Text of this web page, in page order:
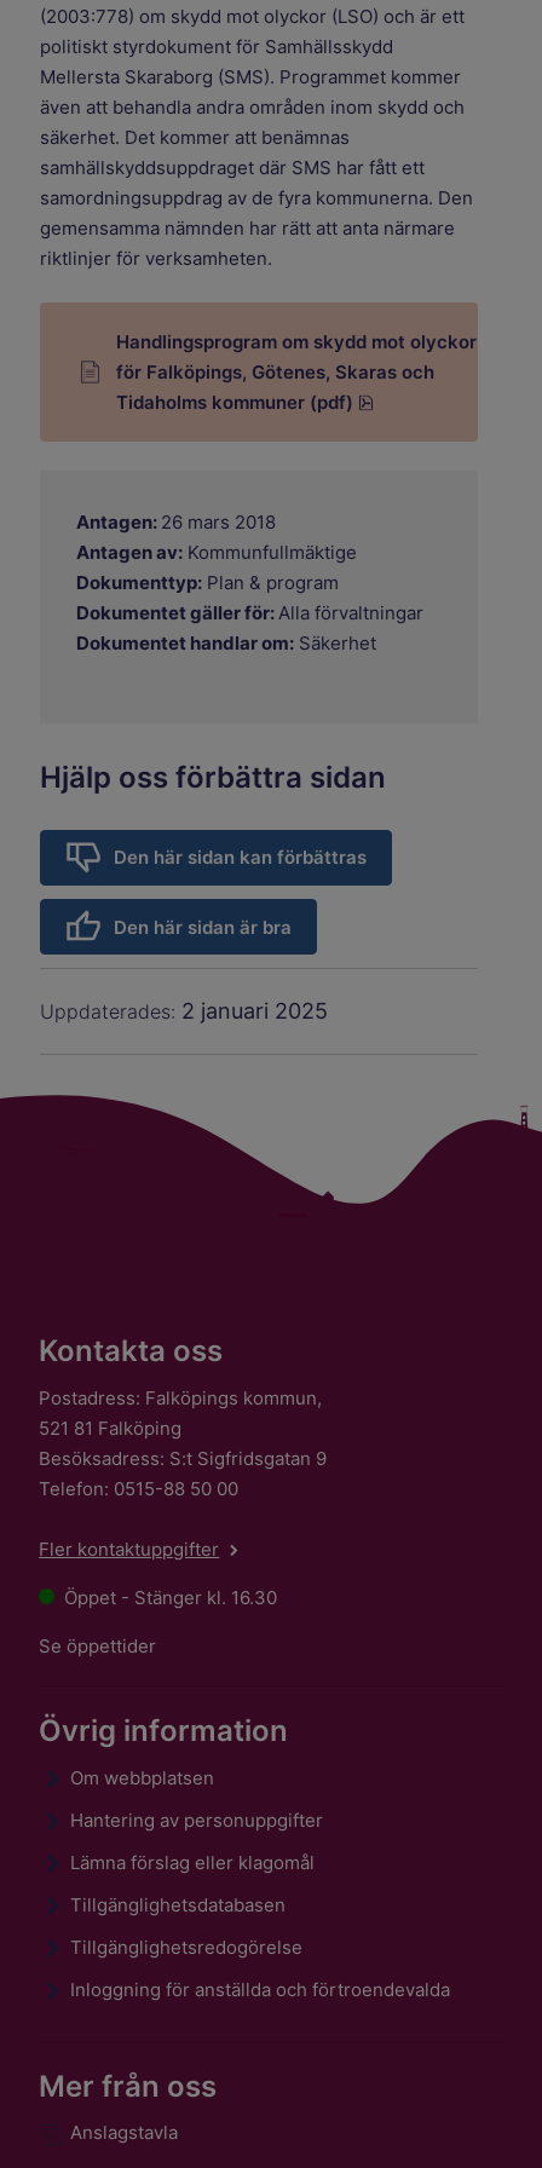
(2003:778) om skydd mot olyckor (LSO) och är ett
politiskt styrdokument för Samhällsskydd
Mellersta Skaraborg (SMS). Programmet kommer
även att behandla andra områden inom skydd och
säkerhet. Det kommer att benämnas
samhällskyddsuppdraget där SMS har fått ett
samordningsuppdrag av de fyra kommunerna. Den
gemensamma nämnden har rätt att anta närmare
riktlinjer för verksamheten.
Handlingsprogram om skydd mot olyckor
för Falköpings, Götenes, Skaras och
Tidaholms kommuner (pdf)
Antagen: 26 mars 2018
Antagen av: Kommunfullmäktige
Dokumenttyp: Plan & program
Dokumentet gäller för: Alla förvaltningar
Dokumentet handlar om: Säkerhet
Hjälp oss förbättra sidan
Den här sidan kan förbättras
Den här sidan är bra
Uppdaterades: 2 januari 2025
Kontakta oss
Postadress: Falköpings kommun,
521 81 Falköping
Besöksadress: S:t Sigfridsgatan 9
Telefon: 0515-88 50 00
Fler kontaktuppgifter
Öppet - Stänger kl. 16.30
Se öppettider
Övrig information
Om webbplatsen
Hantering av personuppgifter
Lämna förslag eller klagomål
Tillgänglighetsdatabasen
Tillgänglighetsredogörelse
Inloggning för anställda och förtroendevalda
Mer från oss
Anslagstavla